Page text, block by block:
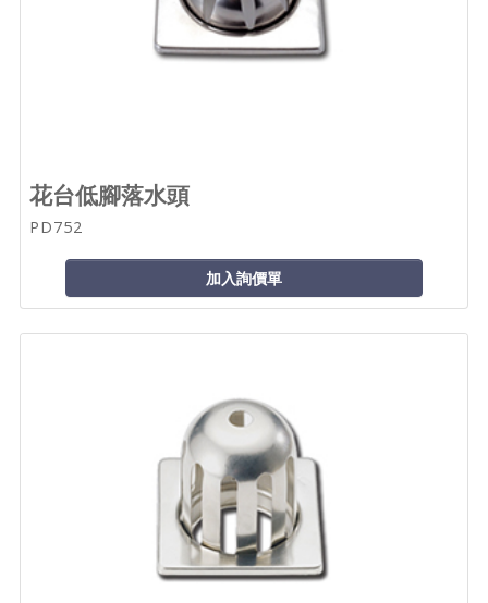
花台低腳落水頭
PD752
加入詢價單